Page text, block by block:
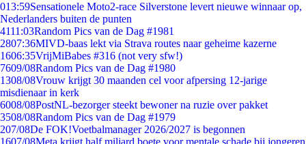
013:59Sensationele Moto2-race Silverstone levert nieuwe winnaar op,
Nederlanders buiten de punten
4111:03Random Pics van de Dag #1981
2807:36MIVD-baas lekt via Strava routes naar geheime kazerne
1606:35VrijMiBabes #316 (not very sfw!)
7609/08Random Pics van de Dag #1980
1308/08Vrouw krijgt 30 maanden cel voor afpersing 12-jarige
misdienaar in kerk
6008/08PostNL-bezorger steekt bewoner na ruzie over pakket
3508/08Random Pics van de Dag #1979
207/08De FOK!Voetbalmanager 2026/2027 is begonnen
1607/08Meta krijgt half miljard boete voor mentale schade bij jongeren